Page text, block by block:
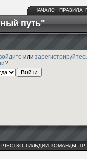
НАЧАЛО ПРАВИЛА
путь"
или
ГИЛЬДИИ КОМАНДЫ ТР